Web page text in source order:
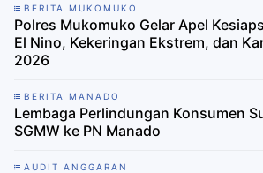
BERITA MUKOMUKO
Polres Mukomuko Gelar Apel
El Nino, Kekeringan Ekstrem, dan
2026
BERITA MANADO
Lembaga Perlindungan Konsumen
SGMW ke PN Manado
AUDIT ANGGARAN